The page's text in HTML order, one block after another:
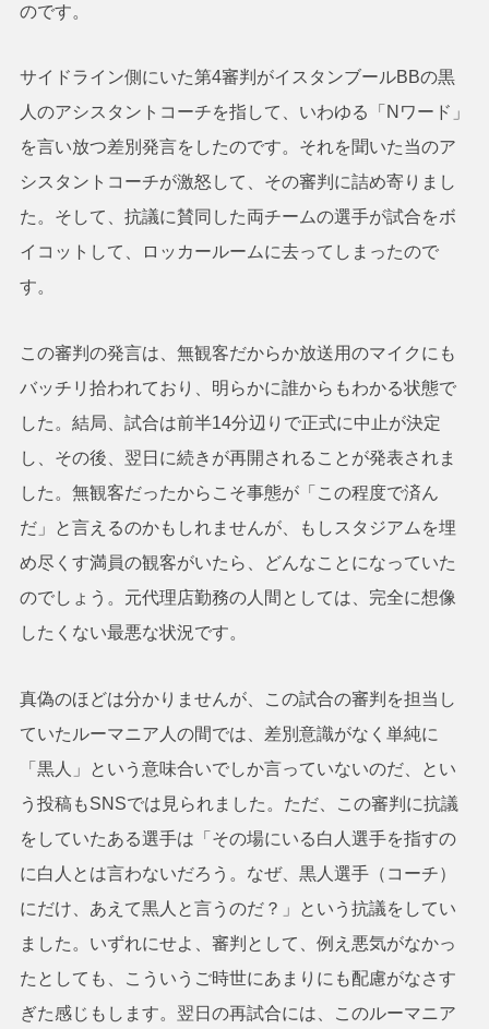
のです。
サイドライン側にいた第4審判がイスタンブールBBの黒
人のアシスタントコーチを指して、いわゆる「Nワード」
を言い放つ差別発言をしたのです。それを聞いた当のア
シスタントコーチが激怒して、その審判に詰め寄りまし
た。そして、抗議に賛同した両チームの選手が試合をボ
イコットして、ロッカールームに去ってしまったので
す。
この審判の発言は、無観客だからか放送用のマイクにも
バッチリ拾われており、明らかに誰からもわかる状態で
した。結局、試合は前半14分辺りで正式に中止が決定
し、その後、翌日に続きが再開されることが発表されま
した。無観客だったからこそ事態が「この程度で済ん
だ」と言えるのかもしれませんが、もしスタジアムを埋
め尽くす満員の観客がいたら、どんなことになっていた
のでしょう。元代理店勤務の人間としては、完全に想像
したくない最悪な状況です。
真偽のほどは分かりませんが、この試合の審判を担当し
ていたルーマニア人の間では、差別意識がなく単純に
「黒人」という意味合いでしか言っていないのだ、とい
う投稿もSNSでは見られました。ただ、この審判に抗議
をしていたある選手は「その場にいる白人選手を指すの
に白人とは言わないだろう。なぜ、黒人選手（コーチ）
にだけ、あえて黒人と言うのだ？」という抗議をしてい
ました。いずれにせよ、審判として、例え悪気がなかっ
たとしても、こういうご時世にあまりにも配慮がなさす
ぎた感じもします。翌日の再試合には、このルーマニア